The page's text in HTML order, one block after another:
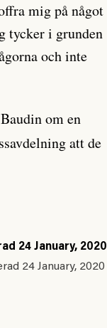
mig på något
tycker i grunden
och inte
om en
att de
24 January, 2020
24 January, 2020